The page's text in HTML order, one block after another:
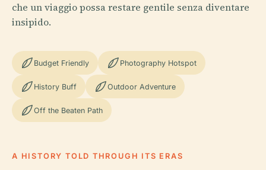
che un viaggio possa restare gentile senza diventare
insipido.
Budget Friendly Photography Hotspot
History Buff Outdoor Adventure
Off the Beaten Path
A HISTORY TOLD THROUGH ITS ERAS